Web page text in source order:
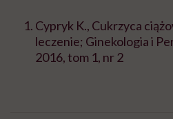
Cypryk K., Cukrzyca
leczenie; Ginekologia i
2016, tom 1, nr 2